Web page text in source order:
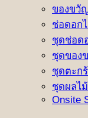
ของขวั
ช่อดอก
ชุดช่อด
ชุดของ
ชุดตะก
ชุดผลไ
Onsite